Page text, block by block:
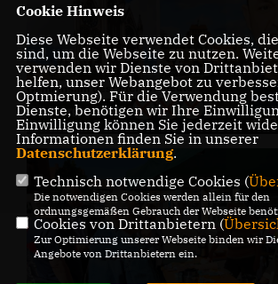
Cookie Hinweis
Diese Webseite verwendet Cookies,
sind, um die Webseite zu nutzen.
verwenden wir Dienste von
helfen, unser Webangebot zu
Optmierung). Für die Verwendung
Dienste, benötigen wir Ihre
Einwilligung können Sie jederzeit
Informationen finden Sie in unserer
Datenschutzerklärung.
Technisch notwendige Cookies (
Die notwendigen Cookies werden allein für den
ordnungsgemäßen Gebrauch der Webseite
Cookies von Drittanbietern (
Zur Optimierung unserer Webseite binden wir
Angebote von Drittanbietern ein.